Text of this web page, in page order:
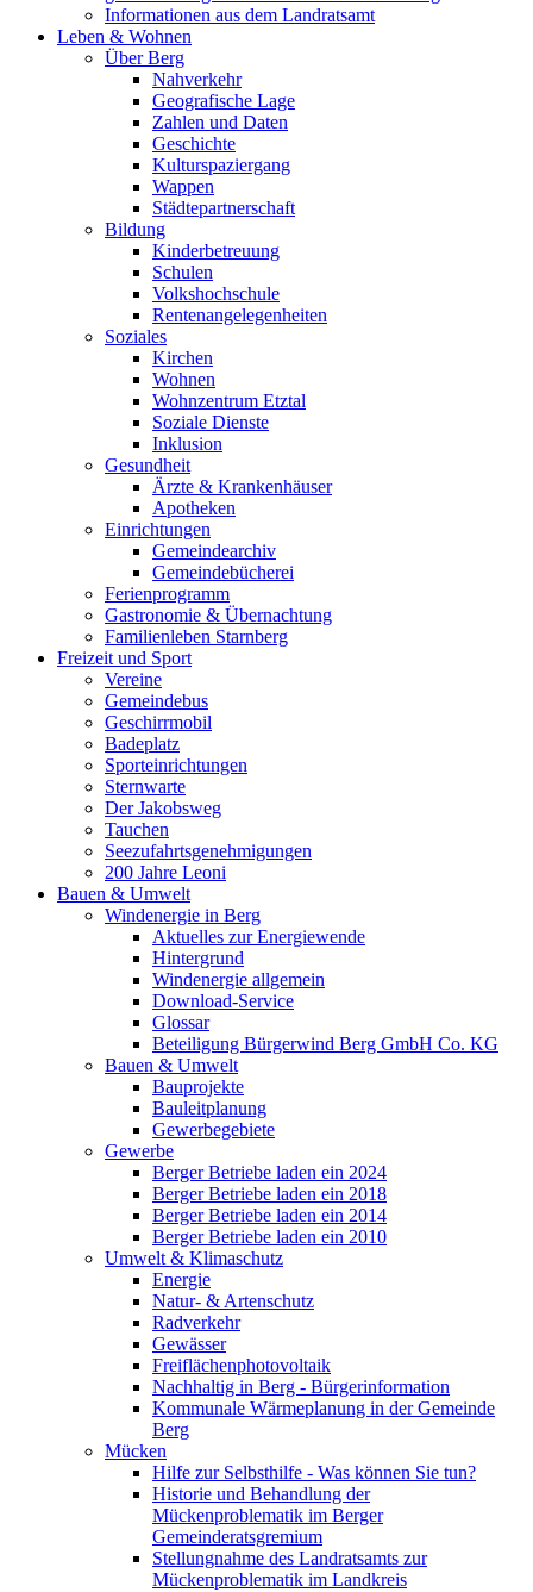
Informationen aus dem Landratsamt
Leben & Wohnen
Über Berg
Nahverkehr
Geografische Lage
Zahlen und Daten
Geschichte
Kulturspaziergang
Wappen
Städtepartnerschaft
Bildung
Kinderbetreuung
Schulen
Volkshochschule
Rentenangelegenheiten
Soziales
Kirchen
Wohnen
Wohnzentrum Etztal
Soziale Dienste
Inklusion
Gesundheit
Ärzte & Krankenhäuser
Apotheken
Einrichtungen
Gemeindearchiv
Gemeindebücherei
Ferienprogramm
Gastronomie & Übernachtung
Familienleben Starnberg
Freizeit und Sport
Vereine
Gemeindebus
Geschirrmobil
Badeplatz
Sporteinrichtungen
Sternwarte
Der Jakobsweg
Tauchen
Seezufahrtsgenehmigungen
200 Jahre Leoni
Bauen & Umwelt
Windenergie in Berg
Aktuelles zur Energiewende
Hintergrund
Windenergie allgemein
Download-Service
Glossar
Beteiligung Bürgerwind Berg GmbH Co. KG
Bauen & Umwelt
Bauprojekte
Bauleitplanung
Gewerbegebiete
Gewerbe
Berger Betriebe laden ein 2024
Berger Betriebe laden ein 2018
Berger Betriebe laden ein 2014
Berger Betriebe laden ein 2010
Umwelt & Klimaschutz
Energie
Natur- & Artenschutz
Radverkehr
Gewässer
Freiflächenphotovoltaik
Nachhaltig in Berg - Bürgerinformation
Kommunale Wärmeplanung in der Gemeinde
Berg
Mücken
Hilfe zur Selbsthilfe - Was können Sie tun?
Historie und Behandlung der
Mückenproblematik im Berger
Gemeinderatsgremium
Stellungnahme des Landratsamts zur
Mückenproblematik im Landkreis